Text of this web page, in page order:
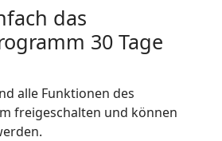
das
30 Tage
alle Funktionen des
freigeschalten und können